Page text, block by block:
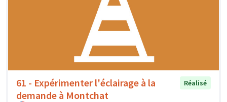
61 - Expérimenter l'éclairage à la
demande à Montchat
Réalisé